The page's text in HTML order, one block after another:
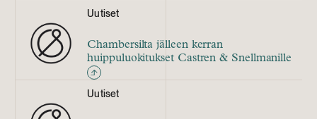
Uutiset
Chambersilta jälleen kerran
huippuluokitukset Castren & Snellmanille
Uutiset